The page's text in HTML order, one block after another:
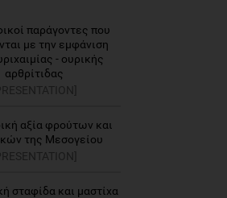
παράγοντες που
με την εμφάνιση
- ουρικής
αρθρίτιδας
αξία φρούτων και
της Μεσογείου
σταφίδα και μαστίχα